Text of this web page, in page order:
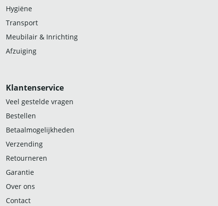
Hygiëne
Transport
Meubilair & Inrichting
Afzuiging
Klantenservice
Veel gestelde vragen
Bestellen
Betaalmogelijkheden
Verzending
Retourneren
Garantie
Over ons
Contact